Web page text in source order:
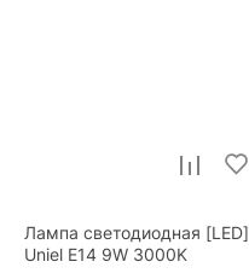
Лампа светодиодная [LED]
Uniel E14 9W 3000K